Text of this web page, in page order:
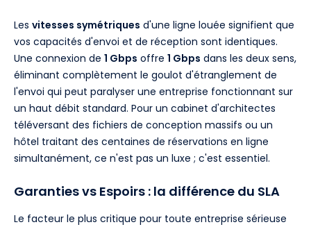
Les vitesses symétriques d'une ligne louée signifient que
vos capacités d'envoi et de réception sont identiques.
Une connexion de 1 Gbps offre 1 Gbps dans les deux sens,
éliminant complètement le goulot d'étranglement de
l'envoi qui peut paralyser une entreprise fonctionnant sur
un haut débit standard. Pour un cabinet d'architectes
téléversant des fichiers de conception massifs ou un
hôtel traitant des centaines de réservations en ligne
simultanément, ce n'est pas un luxe ; c'est essentiel.
Garanties vs Espoirs : la différence du SLA
Le facteur le plus critique pour toute entreprise sérieuse